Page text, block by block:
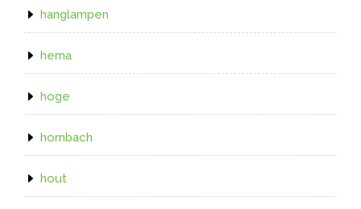
hanglampen
hema
hoge
hornbach
hout